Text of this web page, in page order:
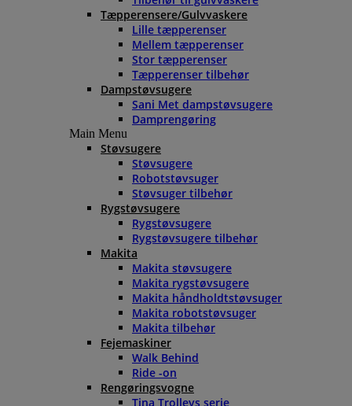
Tæpperensere/Gulvvaskere
Lille tæpperenser
Mellem tæpperenser
Stor tæpperenser
Tæpperenser tilbehør
Dampstøvsugere
Sani Met dampstøvsugere
Damprengøring
Main Menu
Støvsugere
Støvsugere
Robotstøvsuger
Støvsuger tilbehør
Rygstøvsugere
Rygstøvsugere
Rygstøvsugere tilbehør
Makita
Makita støvsugere
Makita rygstøvsugere
Makita håndholdtstøvsuger
Makita robotstøvsuger
Makita tilbehør
Fejemaskiner
Walk Behind
Ride -on
Rengøringsvogne
Tina Trolleys serie